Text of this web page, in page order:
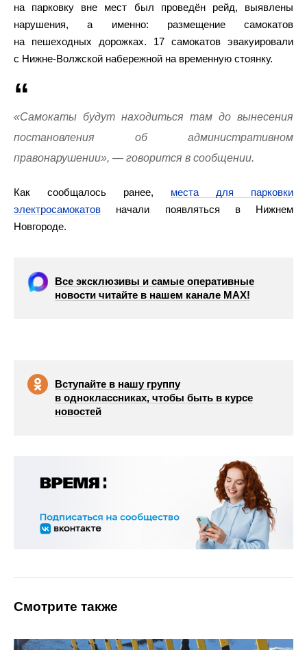
на парковку вне мест был проведён рейд, выявлены
нарушения, а именно: размещение самокатов
на пешеходных дорожках. 17 самокатов эвакуировали
с Нижне-Волжской набережной на временную стоянку.
«Самокаты будут находиться там до вынесения
постановления об административном
правонарушении», — говорится в сообщении.
Как сообщалось ранее, места для парковки
электросамокатов начали появляться в Нижнем
Новгороде.
Все эксклюзивы и самые оперативные
новости читайте в нашем канале МАХ!
Вступайте в нашу группу
в одноклассниках, чтобы быть в курсе
новостей
Смотрите также